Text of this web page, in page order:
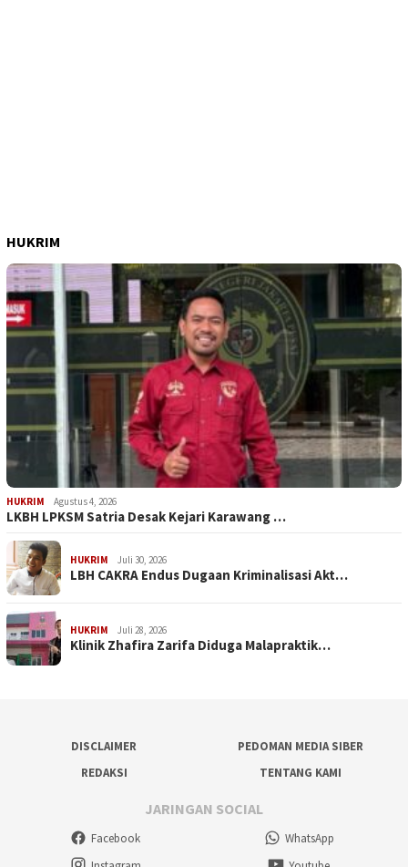
HUKRIM
HUKRIM Agustus 4, 2026
LKBH LPKSM Satria Desak Kejari Karawang …
HUKRIM Juli 30, 2026
LBH CAKRA Endus Dugaan Kriminalisasi Akt…
HUKRIM Juli 28, 2026
Klinik Zhafira Zarifa Diduga Malapraktik…
DISCLAIMER
PEDOMAN MEDIA SIBER
REDAKSI
TENTANG KAMI
JARINGAN SOCIAL
Facebook
WhatsApp